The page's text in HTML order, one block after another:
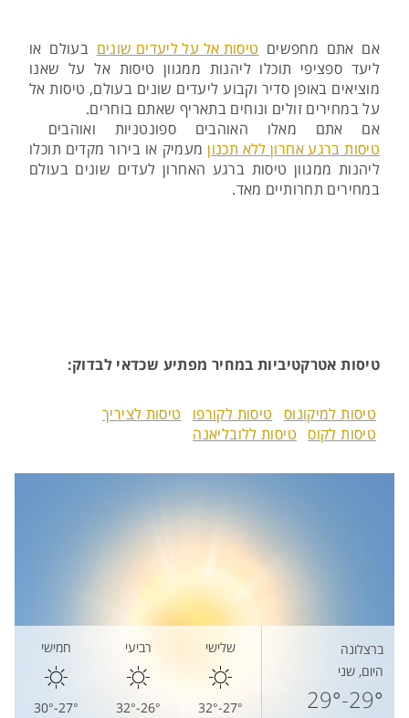
אם אתם מחפשים טיסות אל על ליעדים שונים בעולם או
ליעד ספציפי תוכלו ליהנות ממגוון טיסות אל על שאנו
מוציאים באופן סדיר וקבוע ליעדים שונים בעולם, טיסות אל
על במחירים זולים ונוחים בתאריף שאתם בוחרים.
אם אתם מאלו האוהבים ספונטניות ואוהבים
טיסות ברגע אחרון ללא תכנוןמעמיק או בירור מקדים תוכלו
ליהנות ממגוון טיסות ברגע האחרון לעדים שונים בעולם
במחירים תחרותיים מאד.
טיסות אטרקטיביות במחיר מפתיע שכדאי לבדוק:
טיסות למיקונוס טיסות לקורפו
טיסות לציריך
טיסות לקוס
טיסות ללובליאנה
ברצלונה
היום, שני
29°-29°
שלישי
27°-32°
רביעי
26°-32°
חמישי
27°-30°